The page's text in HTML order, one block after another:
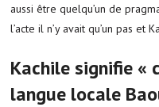
aussi être quelqu’un de
l’acte il n’y avait qu’un pas et
Kachile signifie «
langue locale